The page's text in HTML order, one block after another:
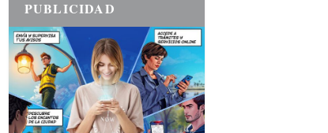
PUBLICIDAD